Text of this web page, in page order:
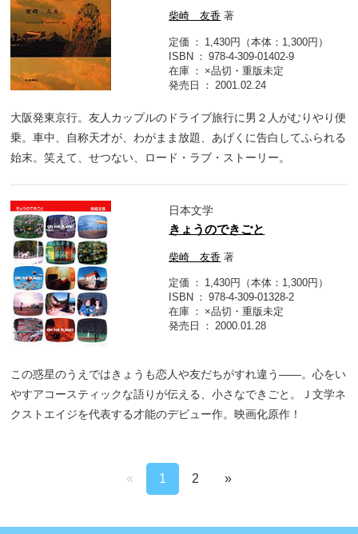
柴崎 友香 著
定価
1,430円（本体：1,300円）
ISBN
978-4-309-01402-9
在庫
×品切・重版未定
発売日
2001.02.24
大阪発東京行。友人カップルのドライブ旅行に男２人がむりやり便
乗。車中、自称天才が、わがまま放題、あげくに告白してふられる
始末。笑えて、せつない、ロード・ラブ・ストーリー。
日本文学
きょうのできごと
柴崎 友香 著
定価
1,430円（本体：1,300円）
ISBN
978-4-309-01328-2
在庫
×品切・重版未定
発売日
2000.01.28
この惑星のうえではきょうも恋人や友だちがすれ違う――。心をい
やすアコースティックな語りが伝える、小さなできごと。Ｊ文学ネ
クストエイジを代表する才能のデビュー作。映画化原作！
« 1 2 »